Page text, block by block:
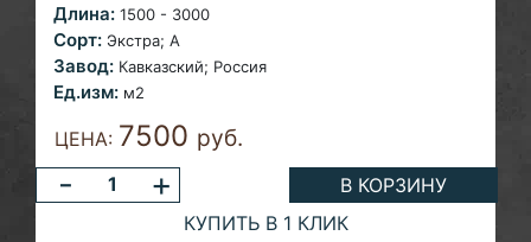
Длина: 1500 - 3000
Сорт: Экстра; A
Завод: Кавказский; Россия
Ед.изм: м2
ЦЕНА: 7500 руб.
- +
В КОРЗИНУ
КУПИТЬ В 1 КЛИК